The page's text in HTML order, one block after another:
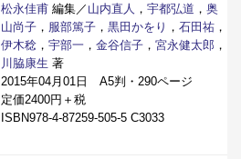
松永佳甫 編集／ 山内直人 ， 宇都弘道 ， 奥
山尚子 ， 服部篤子 ， 黒田かをり ， 石田祐 ，
伊木稔 ， 宇部一 ， 金谷信子 ， 宮永健太郎 ，
川脇康生 著
2015年04月01日 A5判・290ページ
定価2400円＋税
ISBN978-4-87259-505-5 C3033